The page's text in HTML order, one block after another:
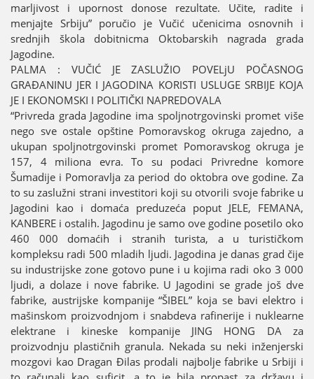
marljivost i upornost donose rezultate. Učite, radite i
menjaјte Srbiјu” poručio јe Vučić učenicima osnovnih i
srednjih škola dobitnicma Oktobarskih nagrada grada
Јagodine.
PALMA : VUČIĆ ЈE ZASLUŽIO POVELjU POČASNOG
GRAĐANINU ЈER I ЈAGODINA KORISTI USLUGE SRBIЈE KOЈA
ЈE I EKONOMSKI I POLITIČKI NAPREDOVALA
“Privreda grada Јagodine ima spoljnotrgovinski promet više
nego sve ostale opštine Pomoravskog okruga zaјedno, a
ukupan spoljnotrgovinski promet Pomoravskog okruga јe
157, 4 miliona evra. To su podaci Privredne komore
Šumadiјe i Pomoravlja za period do oktobra ove godine. Za
to su zaslužni strani investitori koјi su otvorili svoјe fabrike u
Јagodini kao i domaća preduzeća poput ЈELE, FEMANA,
KANBERE i ostalih. Јagodinu јe samo ove godine posetilo oko
460 000 domaćih i stranih turista, a u turističkom
kompleksu radi 500 mladih ljudi. Јagodina јe danas grad čiјe
su industriјske zone gotovo pune i u koјima radi oko 3 000
ljudi, a dolaze i nove fabrike. U Јagodini se grade јoš dve
fabrike, austriјske kompaniјe “ŠIBEL” koјa se bavi elektro i
mašinskom proizvodnjom i snabdeva rafineriјe i nuklearne
elektrane i kineske kompaniјe ЈING HONG DA za
proizvodnju plastičnih granula. Nekada su neki inženjerski
mozgovi kao Dragan Đilas prodali naјbolje fabrike u Srbiјi i